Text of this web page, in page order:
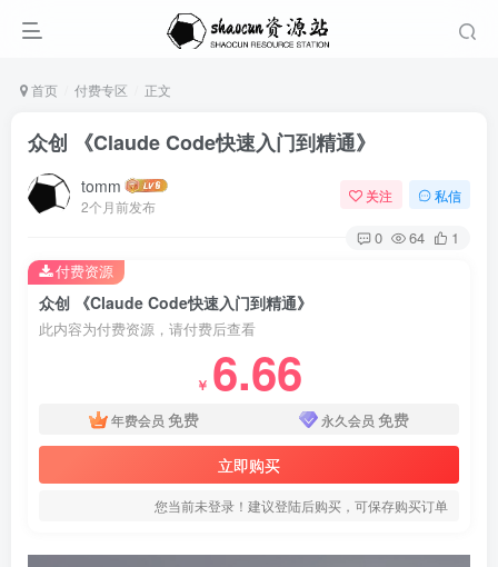
首页 付费专区 正文
众创 《Claude Code快速入门到精通》
tomm
2个月前发布
关注 私信
0 64 1
众创 《Claude Code快速入门到精通》
此内容为付费资源，请付费后查看
￥ 6.66
年费会员 免费 永久会员 免费
立即购买
您当前未登录！建议登陆后购买，可保存购买订单
付费资源